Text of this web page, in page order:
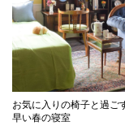
お気に入りの椅子と過ご
早い春の寝室